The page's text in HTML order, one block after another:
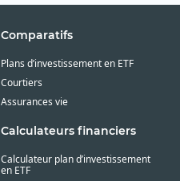
Comparatifs
Plans d’investissement en ETF
Courtiers
Assurances vie
Calculateurs financiers
Calculateur plan d’investissement
en ETF